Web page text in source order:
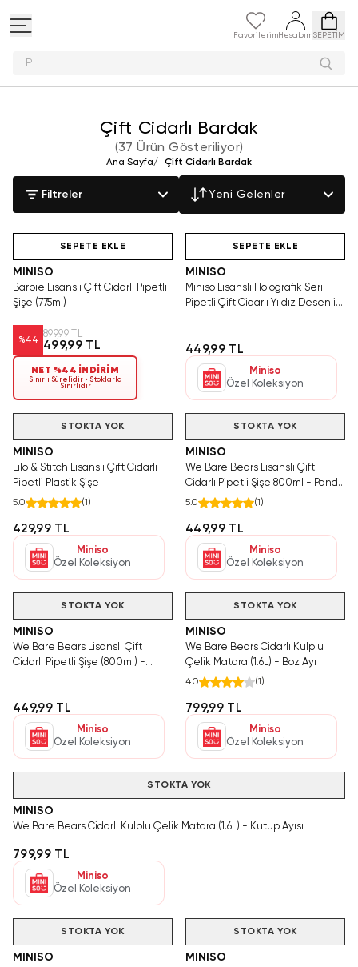
Favorilerim HesabımSEPETİM
Peluş oyunc
Çift Cidarlı Bardak
(37 Ürün Gösteriliyor)
Ana Sayfa/ Çift Cidarlı Bardak
Filtreler Yeni Gelenler
SEPETE EKLE
MINISO
Barbie Lisanslı Çift Cidarlı Pipetli
Şişe (775ml)
%44
899,99 TL
499,99 TL
NET %44 İNDİRİM
Sınırlı Sürelidir • Stoklarla
Sınırlıdır
Tükenmeden Satın Al
SEPETE EKLE
MINISO
Miniso Lisanslı Holografik Seri
Pipetli Çift Cidarlı Yıldız Desenli
449,99 TL
Miniso
Özel Koleksiyon
STOKTA YOK
MINISO
Lilo & Stitch Lisanslı Çift Cidarlı
Pipetli Plastik Şişe
5.0 (1 )
429,99 TL
Miniso
Özel Koleksiyon
STOKTA YOK
MINISO
We Bare Bears Lisanslı Çift
Cidarlı Pipetli Şişe 800ml - Panda
Tasarımlı Işıltılı İçecek Arkadaşı
5.0 (1 )
449,99 TL
Miniso
Özel Koleksiyon
STOKTA YOK
MINISO
We Bare Bears Lisanslı Çift
Cidarlı Pipetli Şişe (800ml) -
449,99 TL
Miniso
Özel Koleksiyon
STOKTA YOK
MINISO
We Bare Bears Cidarlı Kulplu
Çelik Matara (1.6L) - Boz Ayı
4.0 (1 )
799,99 TL
Miniso
Özel Koleksiyon
STOKTA YOK
MINISO
We Bare Bears Cidarlı Kulplu Çelik Matara (1.6L) - Kutup Ayısı
799,99 TL
Miniso
Özel Koleksiyon
STOKTA YOK
MINISO
STOKTA YOK
MINISO